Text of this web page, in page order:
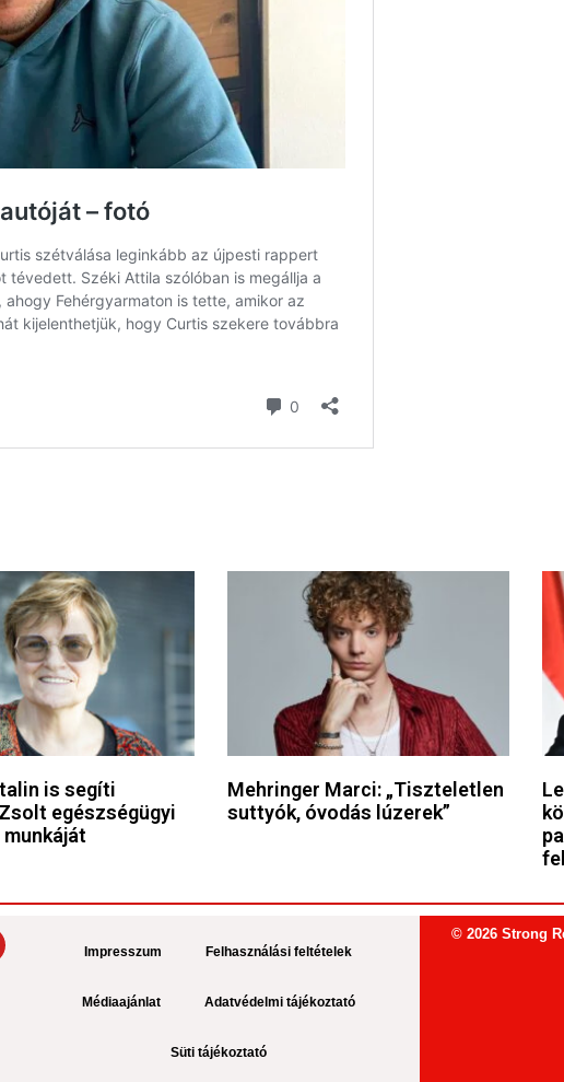
is segíti
egészségügyi
Mehringer Marci: „Tiszteletlen
suttyók, óvodás lúzerek”
Impresszum Felhasználási feltételek
Médiaajánlat Adatvédelmi tájékoztató
Süti tájékoztató
© 2026 Strong